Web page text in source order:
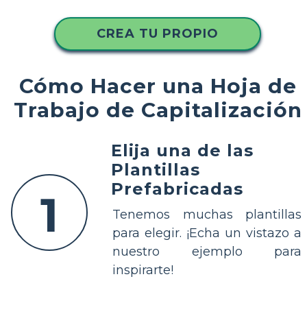
CREA TU PROPIO
Cómo Hacer una Hoja de
Trabajo de Capitalización
1
Elija una de las
Plantillas
Prefabricadas
Tenemos muchas plantillas
para elegir. ¡Echa un vistazo a
nuestro ejemplo para
inspirarte!